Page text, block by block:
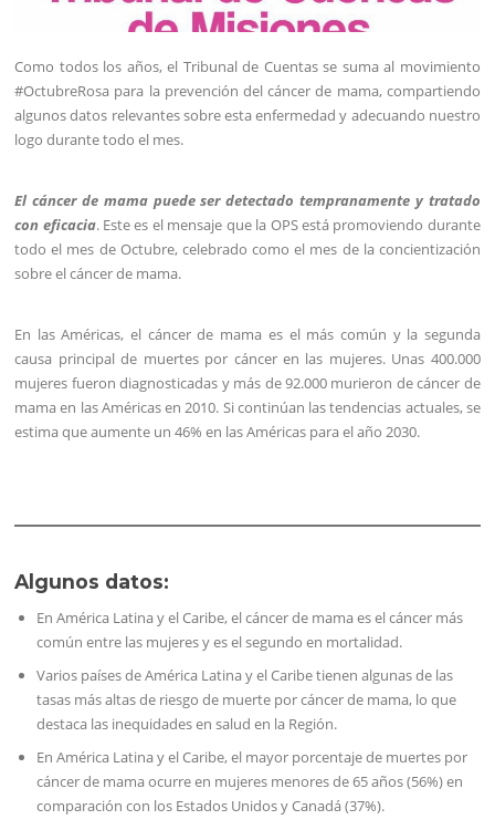
Como todos los años, el Tribunal de Cuentas se suma al movimiento
#OctubreRosa para la prevención del cáncer de mama, compartiendo
algunos datos relevantes sobre esta enfermedad y adecuando nuestro
logo durante todo el mes.
El cáncer de mama puede ser detectado tempranamente y tratado
con eficacia. Este es el mensaje que la OPS está promoviendo durante
todo el mes de Octubre, celebrado como el mes de la concientización
sobre el cáncer de mama.
En las Américas, el cáncer de mama es el más común y la segunda
causa principal de muertes por cáncer en las mujeres. Unas 400.000
mujeres fueron diagnosticadas y más de 92.000 murieron de cáncer de
mama en las Américas en 2010. Si continúan las tendencias actuales, se
estima que aumente un 46% en las Américas para el año 2030.
Algunos datos:
En América Latina y el Caribe, el cáncer de mama es el cáncer más
común entre las mujeres y es el segundo en mortalidad.
Varios países de América Latina y el Caribe tienen algunas de las
tasas más altas de riesgo de muerte por cáncer de mama, lo que
destaca las inequidades en salud en la Región.
En América Latina y el Caribe, el mayor porcentaje de muertes por
cáncer de mama ocurre en mujeres menores de 65 años (56%) en
comparación con los Estados Unidos y Canadá (37%).